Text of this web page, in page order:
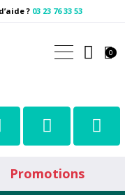
? 03 23 76 33 53
Lamartine
0
Promotions